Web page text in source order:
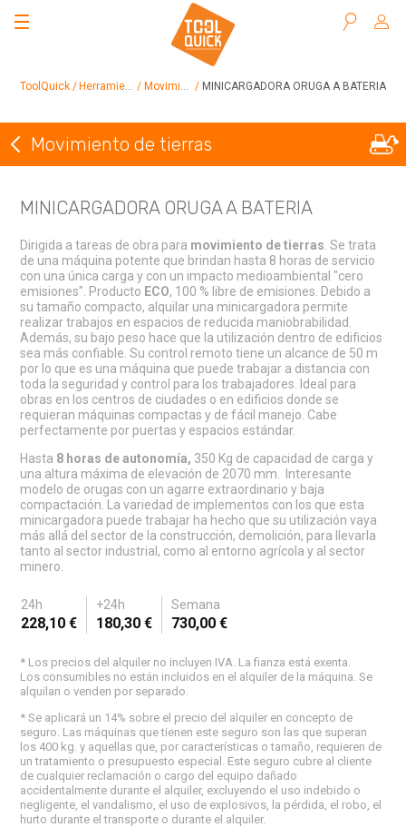
ToolQuick Herramientas en alquiler Movimiento de tierras MINICARGADORA ORUGA A BATERIA
Volver a Movimiento de tierras
Movimiento de tierras
MINICARGADORA ORUGA A BATERIA
Dirigida a tareas de obra para movimiento de tierras . Se trata
de una máquina potente que brindan hasta 8 horas de servicio
con una única carga y con un impacto medioambiental "cero
emisiones". Producto ECO, 100 % libre de emisiones. Debido a
su tamaño compacto, alquilar una minicargadora permite
realizar trabajos en espacios de reducida maniobrabilidad.
Además, su bajo peso hace que la utilización dentro de edificios
sea más confiable. Su control remoto tiene un alcance de 50 m
por lo que es una máquina que puede trabajar a distancia con
toda la seguridad y control para los trabajadores. Ideal para
obras en los centros de ciudades o en edificios donde se
requieran máquinas compactas y de fácil manejo. Cabe
perfectamente por puertas y espacios estándar.
Hasta 8 horas de autonomía, 350 Kg de capacidad de carga y
una altura máxima de elevación de 2070 mm. Interesante
modelo de orugas con un agarre extraordinario y baja
compactación. La variedad de implementos con los que esta
minicargadora puede trabajar ha hecho que su utilización vaya
más allá del sector de la construcción, demolición, para llevarla
tanto al sector industrial, como al entorno agrícola y al sector
minero.
24h +24h Semana
228,10 € 180,30 € 730,00 €
* Los precios del alquiler no incluyen IVA. La fianza está exenta.
Los consumibles no están incluidos en el alquiler de la máquina. Se
alquilan o venden por separado.
* Se aplicará un 14% sobre el precio del alquiler en concepto de
seguro. Las máquinas que tienen este seguro son las que superan
los 400 kg. y aquellas que, por características o tamaño, requieren de
un tratamiento o presupuesto especial. Este seguro cubre al cliente
de cualquier reclamación o cargo del equipo dañado
accidentalmente durante el alquiler, excluyendo el uso indebido o
negligente, el vandalismo, el uso de explosivos, la pérdida, el robo, el
hurto durante el transporte o durante el alquiler.